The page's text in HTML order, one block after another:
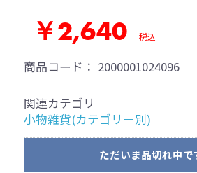
￥2,640 税込
商品コード： 2000001024096
関連カテゴリ
小物雑貨(カテゴリー別)
ただいま品切れ中で